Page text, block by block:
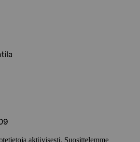
aktiivisesti. Suosittelemme